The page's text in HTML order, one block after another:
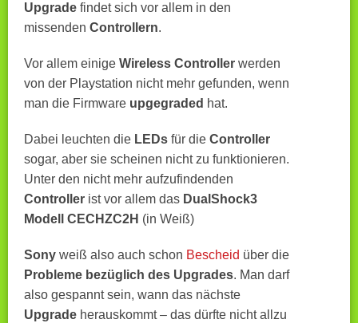
Upgrade findet sich vor allem in den
missenden Controllern.
Vor allem einige Wireless Controller werden
von der Playstation nicht mehr gefunden, wenn
man die Firmware upgegraded hat.
Dabei leuchten die LEDs für die Controller
sogar, aber sie scheinen nicht zu funktionieren.
Unter den nicht mehr aufzufindenden
Controller ist vor allem das DualShock3
Modell CECHZC2H (in Weiß)
Sony weiß also auch schon Bescheid über die
Probleme bezüglich des Upgrades. Man darf
also gespannt sein, wann das nächste
Upgrade herauskommt – das dürfte nicht allzu